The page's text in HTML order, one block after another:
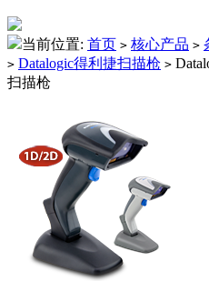
当前位置: 首页 > 核心产品 >
> Datalogic得利捷扫描枪 >
扫描枪